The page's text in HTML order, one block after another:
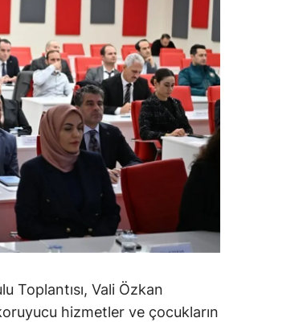
Toplantısı, Vali Özkan
hizmetler ve çocukların